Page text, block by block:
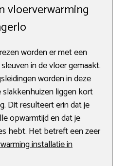
vloerverwarming
worden er met een
in de vloer gemaakt.
worden in deze
liggen kort
Dit resulteert erin dat je
opwarmtijd en dat je
hebt. Het betreft een zeer
installatie in